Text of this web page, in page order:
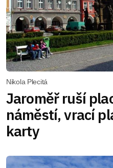
Nikola Plecitá
Jaroměř ruší
náměstí, vrací
karty